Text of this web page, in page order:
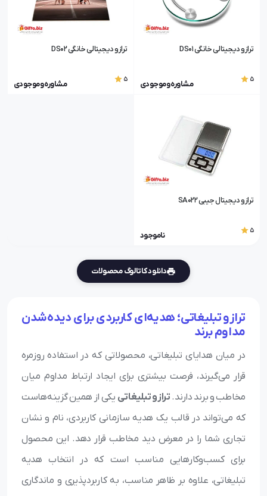
ترازو دیجیتالی خانگی DS01
5 مشاوره و موجودی
ترازو دیجیتالی خانگی DS02
5 مشاوره و موجودی
ترازو دیجیتال جیبی SA022
5 ناموجود
دانلود کاتالوگ محصولات
ترازو تبلیغاتی؛ هدیه‌ای کاربردی برای دیده‌شدن
مداوم برند
در میان هدایای تبلیغاتی، محصولاتی که در استفاده روزمره
قرار می‌گیرند، فرصت بیشتری برای ایجاد ارتباط مداوم میان
مخاطب و برند دارند. ترازو تبلیغاتی یکی از همین گزینه‌هاست
که می‌تواند در قالب یک هدیه سازمانی کاربردی، نام و نشان
تجاری شما را در معرض دید مخاطب قرار دهد. این محصول
برای کسب‌وکارهایی مناسب است که در انتخاب هدیه
تبلیغاتی، علاوه بر ظاهر مناسب، به کاربردپذیری و ماندگاری